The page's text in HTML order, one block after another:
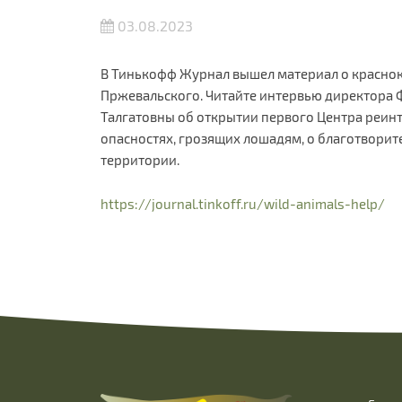
03.08.2023
В Тинькофф Журнал вышел материал о
Пржевальского. Читайте интервью
Талгатовны об открытии первого Центра
опасностях, грозящих лошадям, о
территории.
https://journal.tinkoff.ru/wild-animals-help/